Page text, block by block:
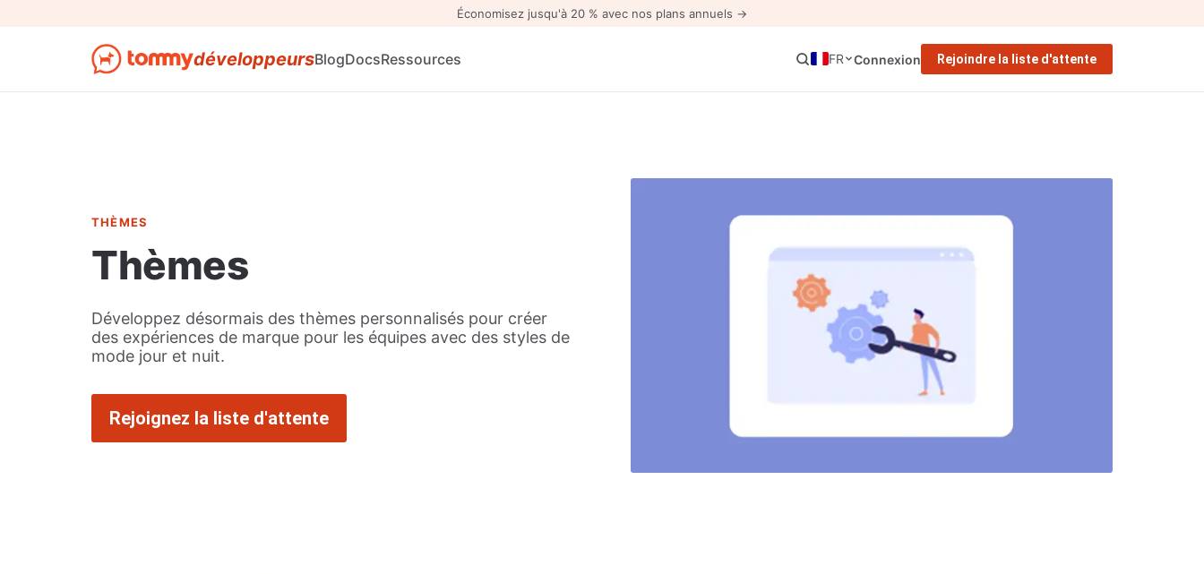
Économisez jusqu'à 20 % avec nos plans annuels →
développeursBlogDocsRessources FR Connexion Rejoindre la liste d'attente
THÈMES
Thèmes
Développez désormais des thèmes personnalisés pour créer
des expériences de marque pour les équipes avec des styles de
mode jour et nuit.
Rejoignez la liste d'attente